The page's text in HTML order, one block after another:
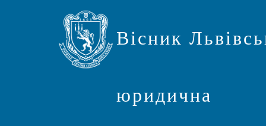
Вісник
юридична